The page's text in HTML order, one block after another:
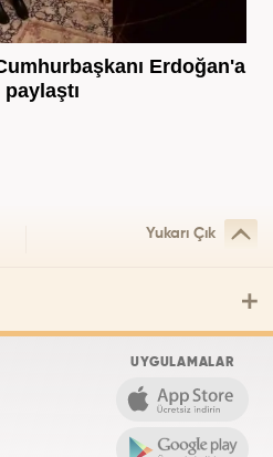
Erdoğan'a
Yukarı Çık
UYGULAMALAR